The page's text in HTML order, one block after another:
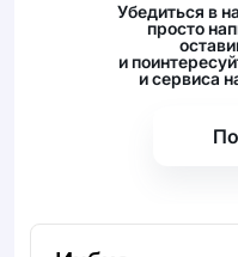
Убедиться в
просто
и
и сервиса